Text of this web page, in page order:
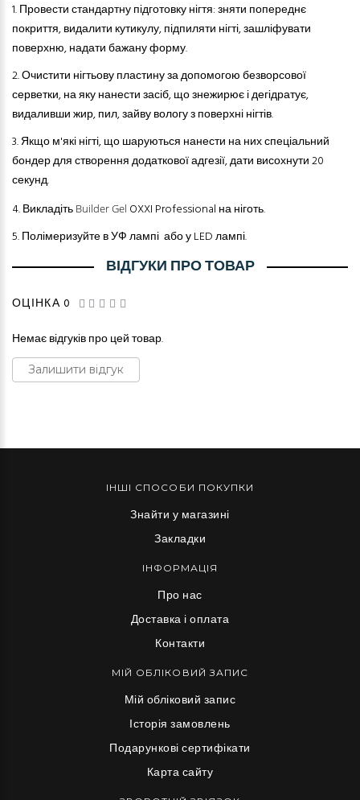
1. Провести стандартну підготовку нігтя: зняти попереднє
покриття, видалити кутикулу, підпиляти нігті, зашліфувати
поверхню, надати бажану форму.
2.Очистити нігтьову пластину за допомогою безворсової
серветки, на яку нанести засіб, що знежирює і дегідратує,
видаливши жир, пил, зайву вологу з поверхні нігтів.
3.Якщо м'які нігті, що шаруються нанести на них спеціальний
бондер для створення додаткової адгезії, дати висохнути 20
секунд.
4.Викладіть Builder Gel OXXI Professional на ніготь.
5.Полімеризуйте в УФ лампі або у LED лампі.
ВІДГУКИ ПРО ТОВАР
ОЦІНКА 0
Немає відгуків про цей товар.
Залишити відгук
ІНШІ СПОСОБИ ПОКУПКИ
Знайти у магазині
Закладки
ІНФОРМАЦІЯ
Про нас
Доставка і оплата
Контакти
МІЙ ОБЛІКОВИЙ ЗАПИС
Мій обліковий запис
Історія замовлень
Подарункові сертифікати
Карта сайту